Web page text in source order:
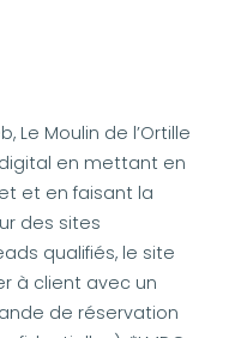
Le Moulin de l’Ortille
en mettant en
et en faisant la
des sites
qualifiés, le site
à client avec un
de réservation